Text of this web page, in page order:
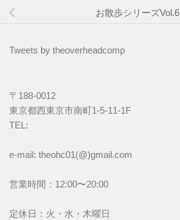
お散歩シリーズVol.6
Tweets by theoverheadcomp
〒188-0012
東京都西東京市南町1-5-11-1F
TEL:
e-mail: theohc01(@)gmail.com
営業時間：12:00〜20:00
定休日：火・水・木曜日